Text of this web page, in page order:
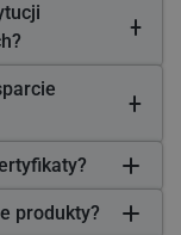
produkty?